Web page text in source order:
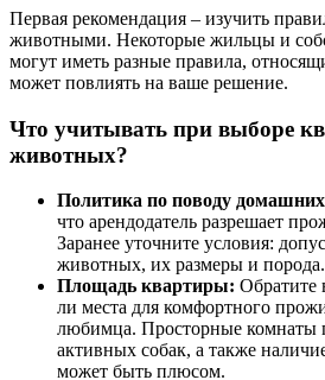
Первая рекомендация – изучить
животными. Некоторые жильцы и
могут иметь разные правила,
может повлиять на ваше решение.
Что учитывать при выборе
животных?
Политика по поводу
что арендодатель разрешает
Заранее уточните условия:
животных, их размеры и порода.
Площадь квартиры: Обратите
ли места для комфортного
любимца. Просторные комнаты
активных собак, а также
может быть плюсом.